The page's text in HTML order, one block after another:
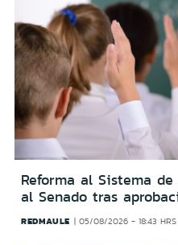
Reforma al Sistema
al Senado tras
REDMAULE 05/08/2026 - 18:43 HRS